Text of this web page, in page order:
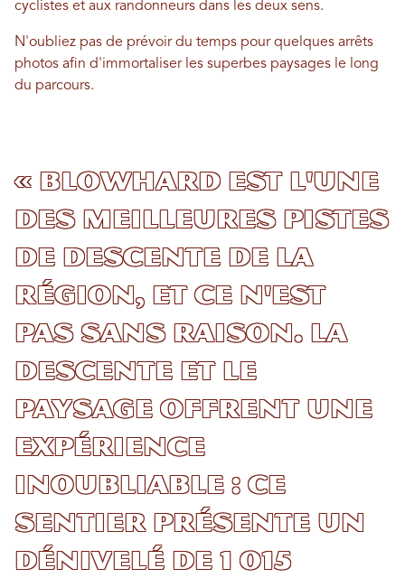
cyclistes et aux randonneurs dans les deux sens.
N'oubliez pas de prévoir du temps pour quelques arrêts
photos afin d'immortaliser les superbes paysages le long
du parcours.
« Blowhard est l'une
des meilleures pistes
de descente de la
région, et ce n'est
pas sans raison. La
descente et le
paysage offrent une
expérience
inoubliable : ce
sentier présente un
dénivelé de 1 015